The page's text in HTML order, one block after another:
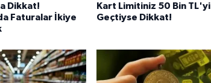
Dikkat!
Faturalar İkiye
Kart Limitiniz 50 Bin TL'yi
Geçtiyse Dikkat!